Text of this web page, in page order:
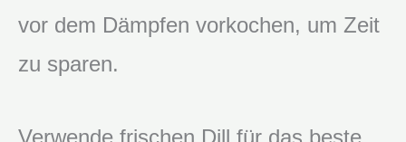
vor dem Dämpfen vorkochen, um Zeit
zu sparen.